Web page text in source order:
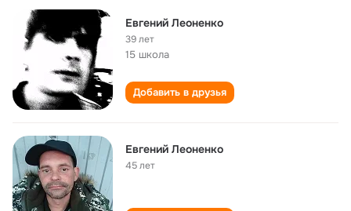
Евгений Леоненко
39 лет
15 школа
Добавить в друзья
Евгений Леоненко
45 лет